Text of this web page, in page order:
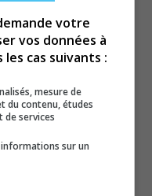
votre
vos données à
cas suivants :
mesure de
du contenu, études
de services
sur un